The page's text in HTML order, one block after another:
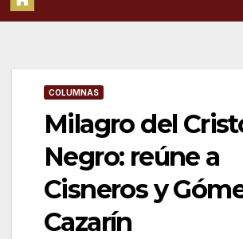
COLUMNAS
Milagro del
Negro: reúne a
Cisneros y
Cazarín